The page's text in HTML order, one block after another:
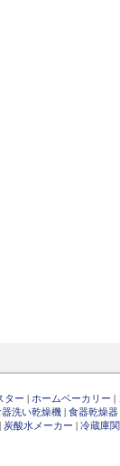
ター | ホームベーカリー |
器洗い乾燥機 | 食器乾燥器
| 炭酸水メーカー | 冷蔵庫